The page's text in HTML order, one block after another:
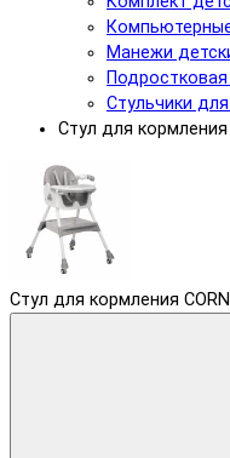
Манежи
Стульчики
Стул для
Стул для кормления